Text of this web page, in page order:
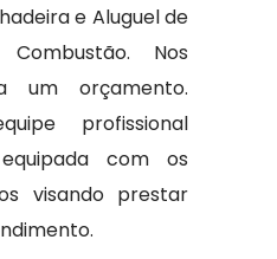
e Aluguel de
Nos
um orçamento.
profissional
com os
visando prestar